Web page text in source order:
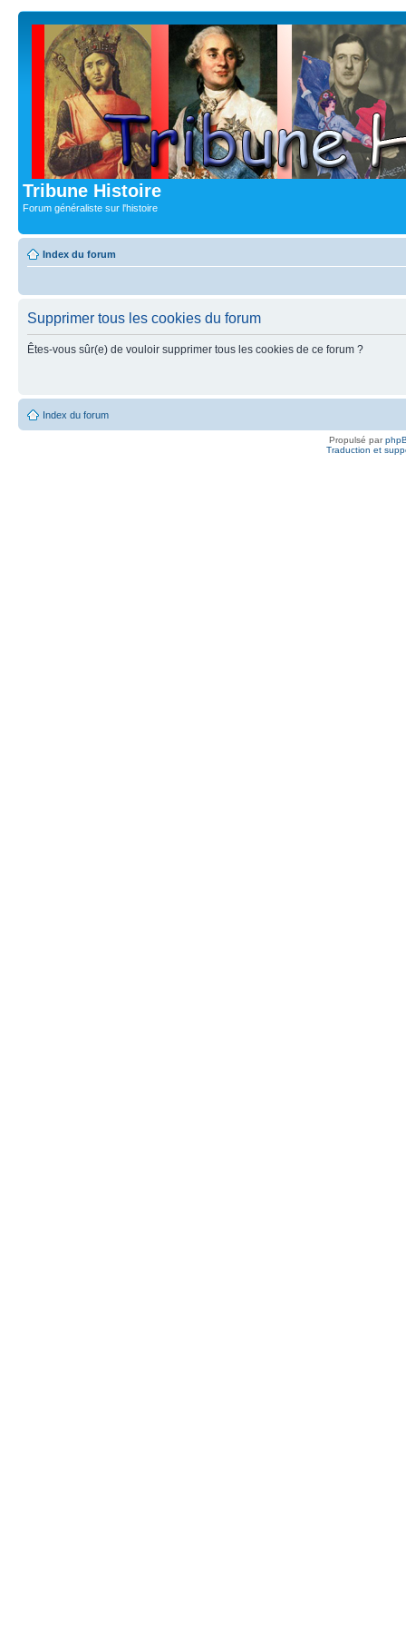
Tribune Histoire
Forum généraliste sur l'histoire
Index du forum
Supprimer tous les cookies du forum
Êtes-vous sûr(e) de vouloir supprimer tous les cookies de ce forum ?
Index du forum
Propulsé par
Traduction et